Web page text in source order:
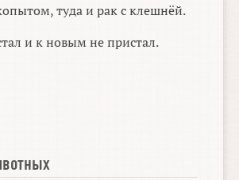
туда и рак с клешнёй.
и к новым не пристал.